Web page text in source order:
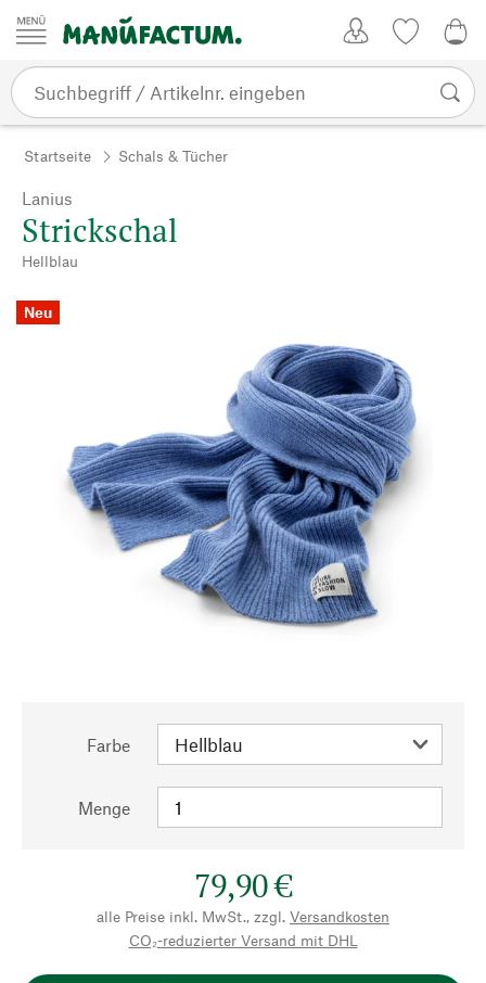
Zum Inhalt springen
Startseite Schals & Tücher
Lanius
Strickschal
Hellblau
Neu
Farbe
Menge
79,90 €
alle Preise inkl. MwSt., zzgl. Versandkosten
CO₂-reduzierter Versand mit DHL